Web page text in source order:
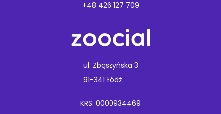
+48 426 127 709
ul. Zbąszyńska 3
91-341 Łódź
KRS: 0000934469